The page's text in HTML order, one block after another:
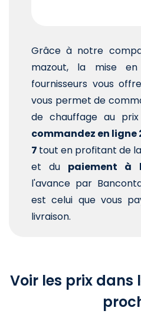
Grâce à notre
mazout, la mise
fournisseurs vous
vous permet de
de chauffage au
commandez en ligne
7 tout en profitant de la
et du paiement à
l'avance par
est celui que vous
livraison.
Voir les prix dans